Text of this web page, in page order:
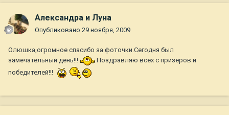
Александра и Луна
Опубликовано 29 ноября, 2009
Олюшка,огромное спасибо за фоточки.Сегодня был
замечательный день!!!
Поздравляю всех с призеров и
победителей!!!